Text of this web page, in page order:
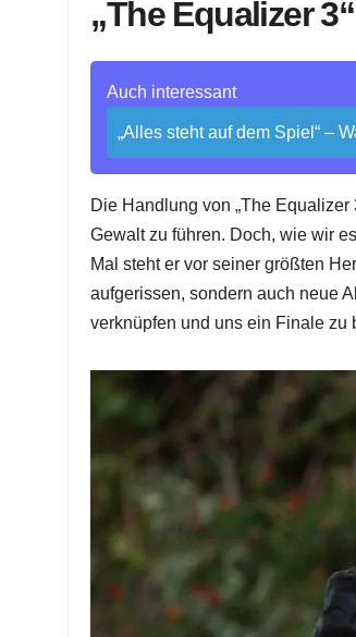
„The Equalizer
Auch interessant
„Alles steht auf dem Spiel“ –
Die Handlung von „The
Gewalt zu führen. Doch, wie wir
Mal steht er vor seiner größten
aufgerissen, sondern auch neue
verknüpfen und uns ein Finale zu